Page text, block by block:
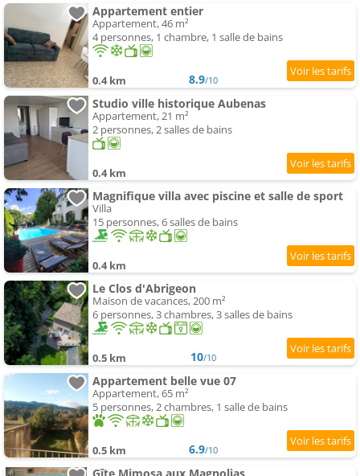
Appartement entier
Appartement, 46 m²
4 personnes, 1 chambre, 1 salle de bains
0.4 km 8.9/10
Studio ville historique Aubenas
Appartement, 21 m²
2 personnes, 2 salles de bains
0.4 km
Magnifique villa avec piscine et salle de sport
Villa
15 personnes, 6 salles de bains
0.4 km
Le Clos d'Abrigeon
Maison de vacances, 200 m²
6 personnes, 3 chambres, 3 salles de bains
0.5 km 10/10
Appartement belle vue 07
Appartement, 65 m²
5 personnes, 2 chambres, 1 salle de bains
0.5 km 6.9/10